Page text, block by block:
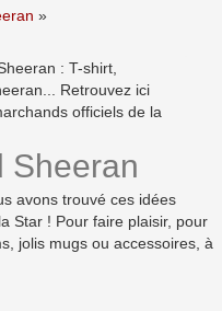
»
: T-shirt,
Retrouvez ici
officiels de la
Sheeran
avons trouvé ces idées
Star ! Pour faire plaisir, pour
jolis mugs ou accessoires, à